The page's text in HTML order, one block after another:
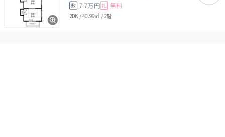
敷 7.7万円 礼 無料
2DK /40.99㎡ / 2階